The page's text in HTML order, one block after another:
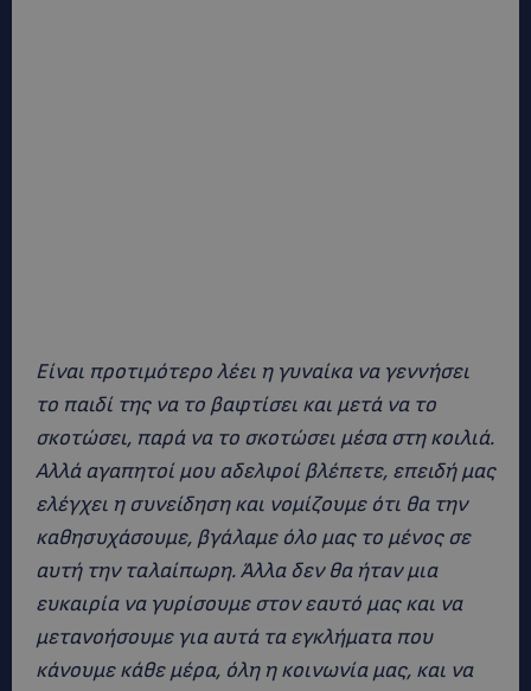
Είναι προτιμότερο λέει η γυναίκα να γεννήσει
το παιδί της να το βαφτίσει και μετά να το
σκοτώσει, παρά να το σκοτώσει μέσα στη κοιλιά.
Αλλά αγαπητοί μου αδελφοί βλέπετε, επειδή μας
ελέγχει η συνείδηση και νομίζουμε ότι θα την
καθησυχάσουμε, βγάλαμε όλο μας το μένος σε
αυτή την ταλαίπωρη. Άλλα δεν θα ήταν μια
ευκαιρία να γυρίσουμε στον εαυτό μας και να
μετανοήσουμε για αυτά τα εγκλήματα που
κάνουμε κάθε μέρα, όλη η κοινωνία μας, και να